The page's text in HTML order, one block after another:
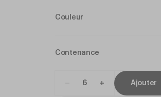
Couleur
Contenance
Ajouter